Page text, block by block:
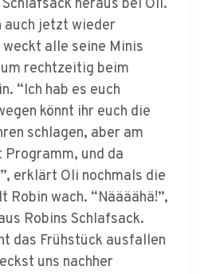
alle seine Minis
rechtzeitig beim
“Ich hab es euch
könnt ihr euch die
schlagen, aber am
Programm, und da
erklärt Oli nochmals die
wach. “Näääähä!”,
Robins Schlafsack.
das Frühstück ausfallen
uns nachher
wir dann bestimmt
zu verhandeln und